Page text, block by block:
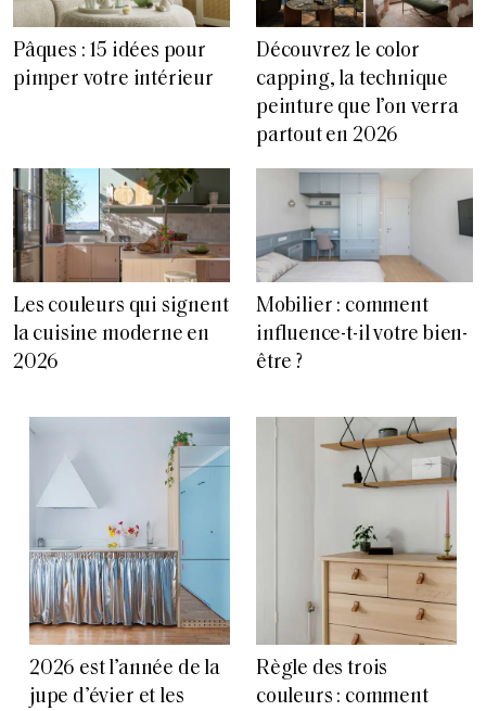
Pâques : 15 idées pour
pimper votre intérieur
Découvrez le color
capping, la technique
peinture que l’on verra
partout en 2026
Les couleurs qui signent
la cuisine moderne en
2026
Mobilier : comment
influence-t-il votre bien-
être ?
2026 est l’année de la
jupe d’évier et les
Règle des trois
couleurs : comment